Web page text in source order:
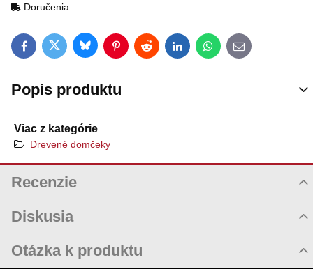
Doručenia
FacebookTwitterBlueskyPinterestRedditLinkedInWhatsApp
E-mail
Popis produktu
Viac z kategórie
Drevené domčeky
Recenzie
Diskusia
Zatiaľ nie sú žiadne komentáre! Buďte prvý!
Otázka k produktu